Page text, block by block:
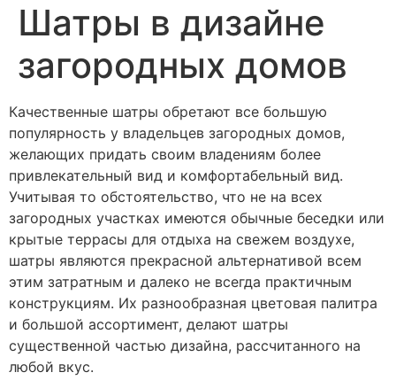
Шатры в дизайне
загородных домов
Качественные шатры обретают все большую
популярность у владельцев загородных домов,
желающих придать своим владениям более
привлекательный вид и комфортабельный вид.
Учитывая то обстоятельство, что не на всех
загородных участках имеются обычные беседки или
крытые террасы для отдыха на свежем воздухе,
шатры являются прекрасной альтернативой всем
этим затратным и далеко не всегда практичным
конструкциям. Их разнообразная цветовая палитра
и большой ассортимент, делают шатры
существенной частью дизайна, рассчитанного на
любой вкус.